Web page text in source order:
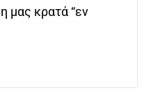
μας κρατά “εν